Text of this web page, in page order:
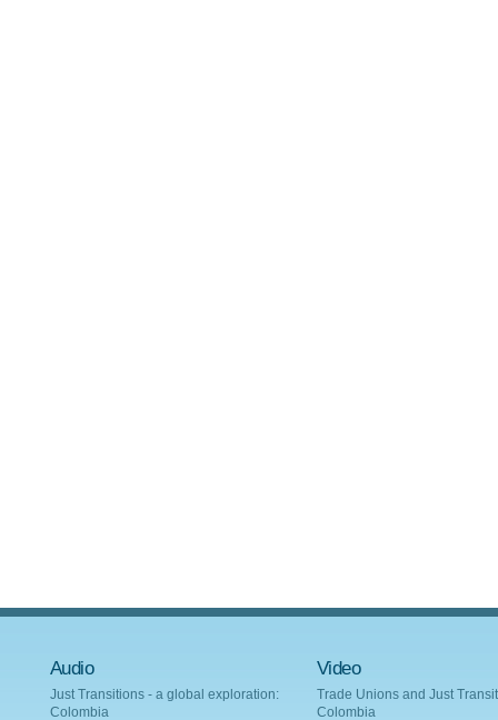
Audio
Just Transitions - a global exploration:
Colombia
Video
Trade Unions and Just
Colombia